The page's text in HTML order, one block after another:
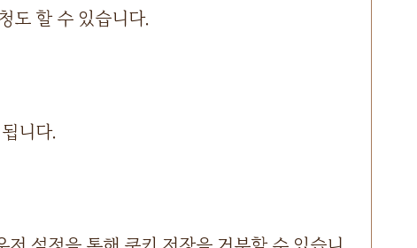
도 할 수 있습니다.
니다.